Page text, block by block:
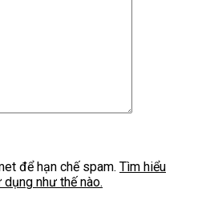
để hạn chế spam. Tìm hiểu
như thế nào.